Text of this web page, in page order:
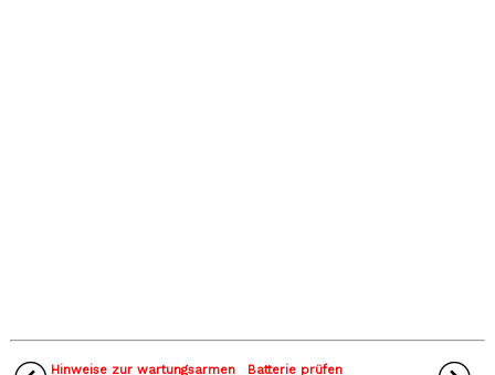
Hinweise zur wartungsarmen
Batterie prüfen